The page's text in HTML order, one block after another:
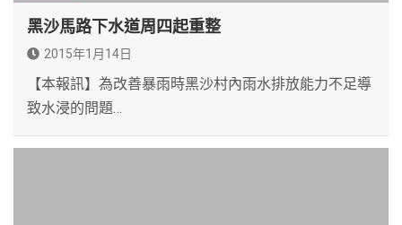
黑沙馬路下水道周四起重整
2015年1月14日
【本報訊】為改善暴雨時黑沙村內雨水排放能力不足導
致水浸的問題…